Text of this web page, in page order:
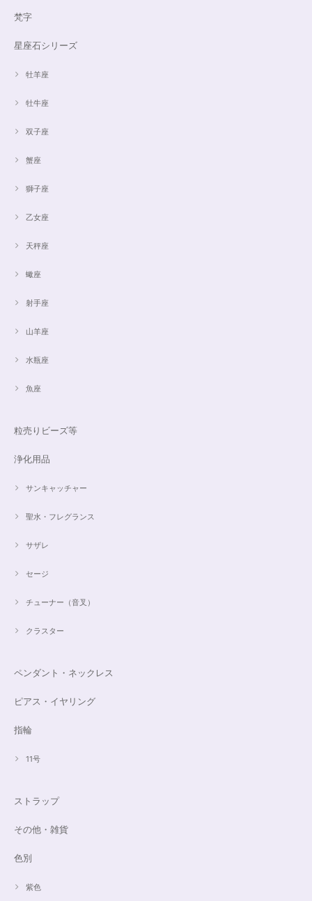
梵字
星座石シリーズ
牡羊座
牡牛座
双子座
蟹座
獅子座
乙女座
天秤座
蠍座
射手座
山羊座
水瓶座
魚座
粒売りビーズ等
浄化用品
サンキャッチャー
聖水・フレグランス
サザレ
セージ
チューナー（音叉）
クラスター
ペンダント・ネックレス
ピアス・イヤリング
指輪
11号
ストラップ
その他・雑貨
色別
紫色